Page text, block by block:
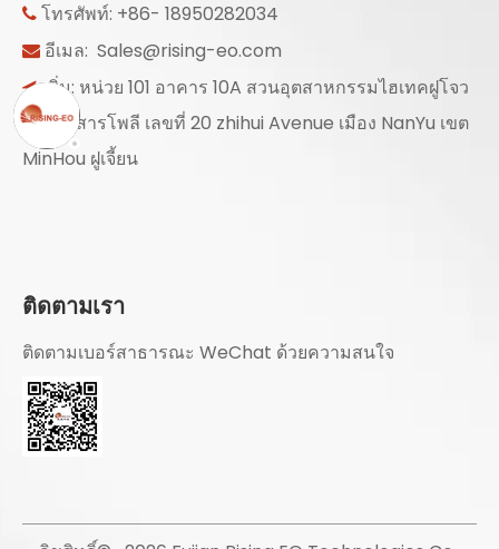
 โทรศัพท์: +86- 18950282034
 อีเมล: Sales@rising-eo.com
 เพิ่ม: หน่วย 101 อาคาร 10A สวนอุตสาหกรรมไฮเทคฝูโจว
การสื่อสารโพลี เลขที่ 20 zhihui Avenue เมือง NanYu เขต
MinHou ฝูเจี้ยน
ติดตามเรา
ติดตามเบอร์สาธารณะ WeChat ด้วยความสนใจ